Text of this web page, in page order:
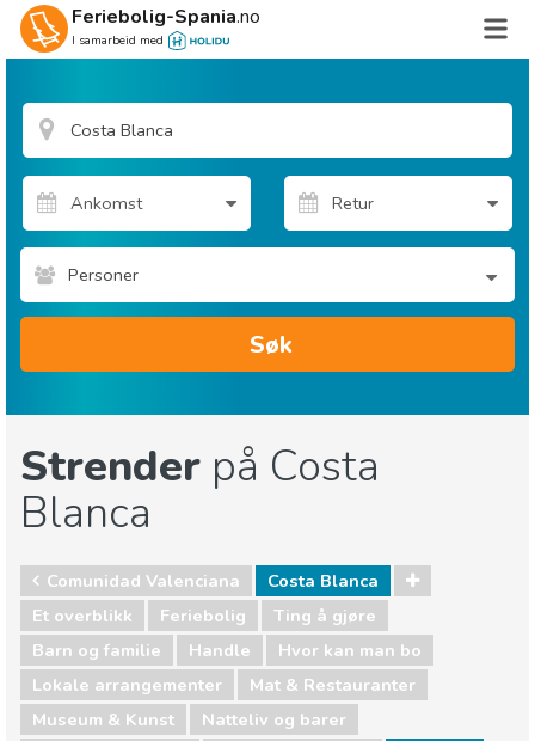
Feriebolig-Spania.no
I samarbeid med
Personer
Søk
Strender på Costa
Blanca
Comunidad Valenciana
Costa Blanca
Et overblikk
Feriebolig
Ting å gjøre
Barn og familie
Handle
Hvor kan man bo
Lokale arrangementer
Mat & Restauranter
Museum & Kunst
Natteliv og barer